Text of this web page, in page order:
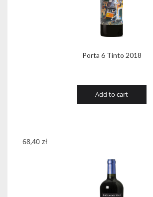
Porta 6 Tinto 2018
Add to cart
68,40 zł